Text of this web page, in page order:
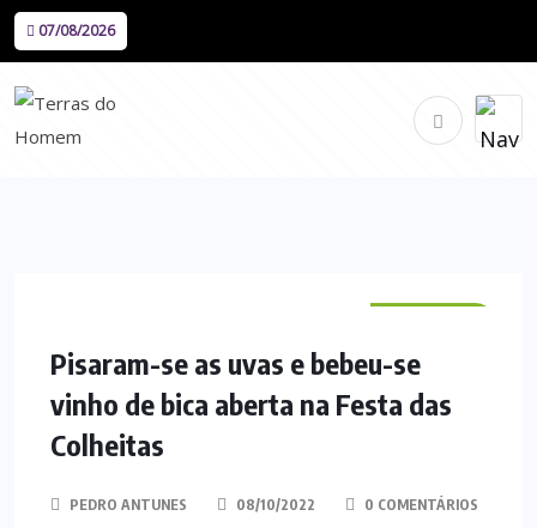
07/08/2026
Pisaram-se as uvas e bebeu-se
vinho de bica aberta na Festa das
Colheitas
PEDRO ANTUNES 08/10/2022 0 COMENTÁRIOS